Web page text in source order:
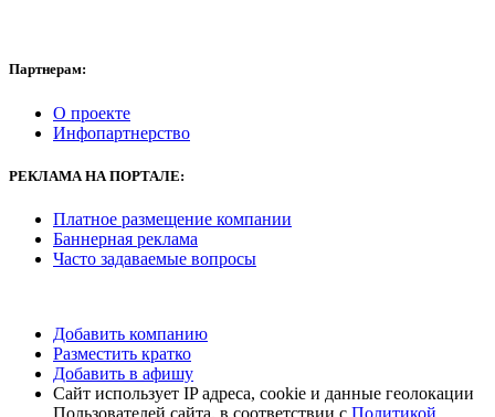
Партнерам:
О проекте
Инфопартнерство
РЕКЛАМА НА ПОРТАЛЕ:
Платное размещение компании
Баннерная реклама
Часто задаваемые вопросы
Добавить компанию
Разместить кратко
Добавить в афишу
Сайт использует IP адреса, cookie и данные геолокации
Пользователей сайта, в соответствии с Политикой